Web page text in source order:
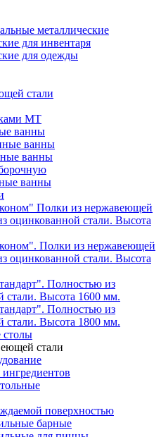
металлические
для инвентаря
для одежды
стали
МТ
ванны
ванны
ванны
ванны
Полки из нержавеющей
оцинкованной стали. Высота
Полки из нержавеющей
оцинкованной стали. Высота
Полностью из
стали. Высота 1600 мм.
Полностью из
стали. Высота 1800 мм.
столы
стали
поверхностью
барные